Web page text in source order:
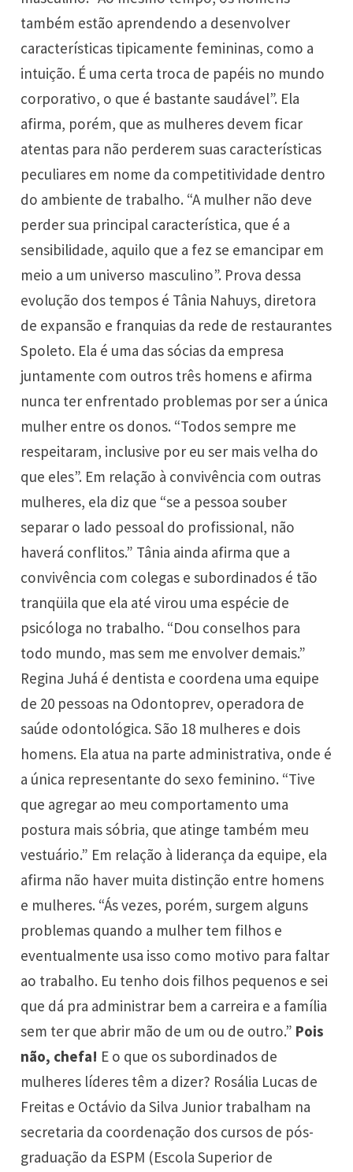
também estão aprendendo a desenvolver
características tipicamente femininas, como a
intuição. É uma certa troca de papéis no mundo
corporativo, o que é bastante saudável”. Ela
afirma, porém, que as mulheres devem ficar
atentas para não perderem suas características
peculiares em nome da competitividade dentro
do ambiente de trabalho. “A mulher não deve
perder sua principal característica, que é a
sensibilidade, aquilo que a fez se emancipar em
meio a um universo masculino”. Prova dessa
evolução dos tempos é Tânia Nahuys, diretora
de expansão e franquias da rede de restaurantes
Spoleto. Ela é uma das sócias da empresa
juntamente com outros três homens e afirma
nunca ter enfrentado problemas por ser a única
mulher entre os donos. “Todos sempre me
respeitaram, inclusive por eu ser mais velha do
que eles”. Em relação à convivência com outras
mulheres, ela diz que “se a pessoa souber
separar o lado pessoal do profissional, não
haverá conflitos.” Tânia ainda afirma que a
convivência com colegas e subordinados é tão
tranqüila que ela até virou uma espécie de
psicóloga no trabalho. “Dou conselhos para
todo mundo, mas sem me envolver demais.”
Regina Juhá é dentista e coordena uma equipe
de 20 pessoas na Odontoprev, operadora de
saúde odontológica. São 18 mulheres e dois
homens. Ela atua na parte administrativa, onde é
a única representante do sexo feminino. “Tive
que agregar ao meu comportamento uma
postura mais sóbria, que atinge também meu
vestuário.” Em relação à liderança da equipe, ela
afirma não haver muita distinção entre homens
e mulheres. “Ás vezes, porém, surgem alguns
problemas quando a mulher tem filhos e
eventualmente usa isso como motivo para faltar
ao trabalho. Eu tenho dois filhos pequenos e sei
que dá pra administrar bem a carreira e a família
sem ter que abrir mão de um ou de outro.” Pois
não, chefa! E o que os subordinados de
mulheres líderes têm a dizer? Rosália Lucas de
Freitas e Octávio da Silva Junior trabalham na
secretaria da coordenação dos cursos de pós-
graduação da ESPM (Escola Superior de